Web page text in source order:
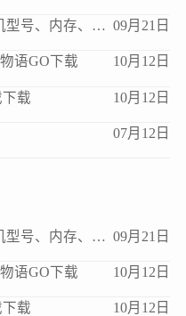
三角洲行动 如何查看自己的手机型号、内存、处理器、版本等信息？ 09月21日
语GO下载 10月12日
载 10月12日
07月12日
三角洲行动 如何查看自己的手机型号、内存、处理器、版本等信息？ 09月21日
语GO下载 10月12日
载 10月12日